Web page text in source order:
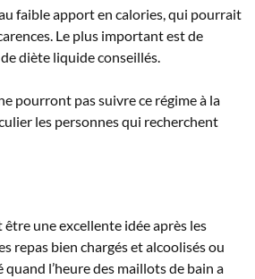
faible apport en calories, qui pourrait
Le plus important est de
diète liquide conseillés.
pourront pas suivre ce régime à la
les personnes qui recherchent
une excellente idée après les
repas bien chargés et alcoolisés ou
quand l’heure des maillots de bain a